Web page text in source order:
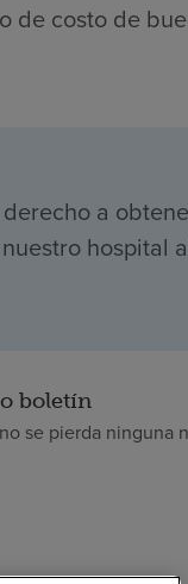
de costo de
a
hospital
boletín
se pierda ninguna